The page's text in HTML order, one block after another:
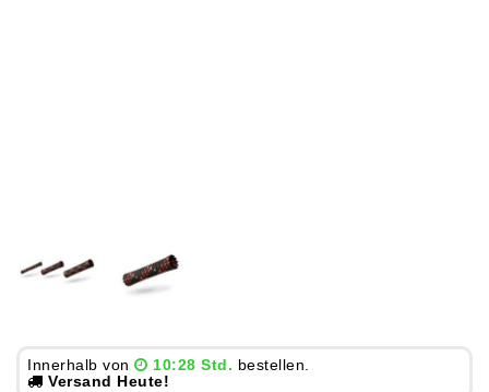
Innerhalb von 10:28 Std. bestellen.
Versand Heute!